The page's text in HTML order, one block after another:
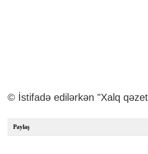
© İstifadə edilərkən "Xalq
Paylaş